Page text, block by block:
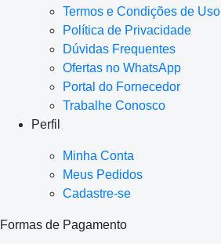
Termos e Condições de Uso
Política de Privacidade
Dúvidas Frequentes
Ofertas no WhatsApp
Portal do Fornecedor
Trabalhe Conosco
Perfil
Minha Conta
Meus Pedidos
Cadastre-se
Formas de Pagamento